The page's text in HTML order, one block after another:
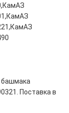
башмака
Поставка в